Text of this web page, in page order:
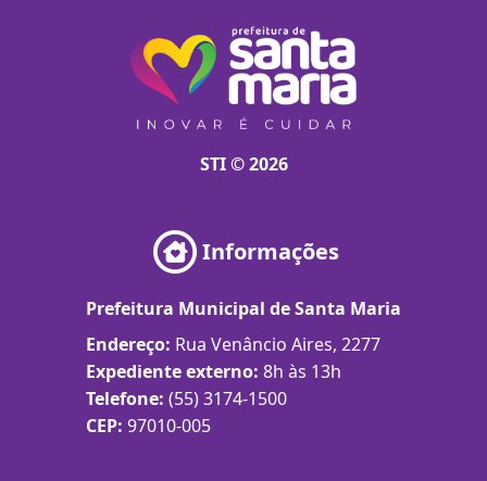
STI © 2026
Informações
Prefeitura Municipal de Santa Maria
Endereço: Rua Venâncio Aires, 2277
Expediente externo: 8h às 13h
Telefone: (55) 3174-1500
CEP: 97010-005